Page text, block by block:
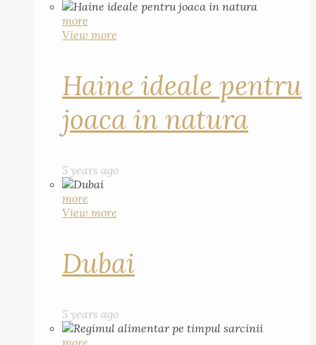
more
View more
Haine ideale pentru
joaca in natura
5 years ago
more
View more
Dubai
5 years ago
more